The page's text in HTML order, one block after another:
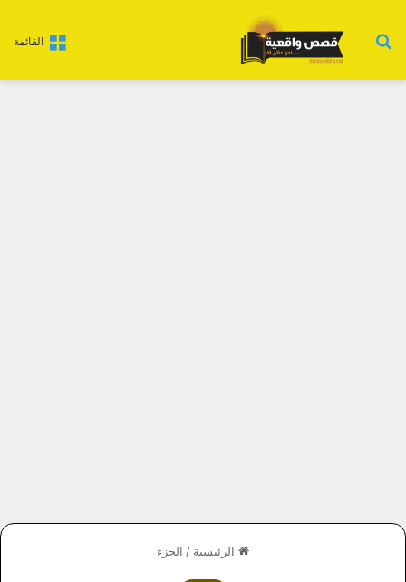
القائمة بحث عن
الرئيسية / الجزء